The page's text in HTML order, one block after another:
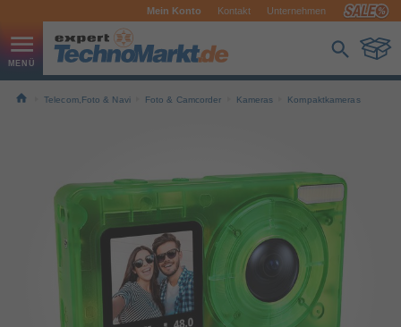
Mein Konto Kontakt Unternehmen
Telecom,Foto & Navi Foto & Camcorder Kameras Kompaktkameras